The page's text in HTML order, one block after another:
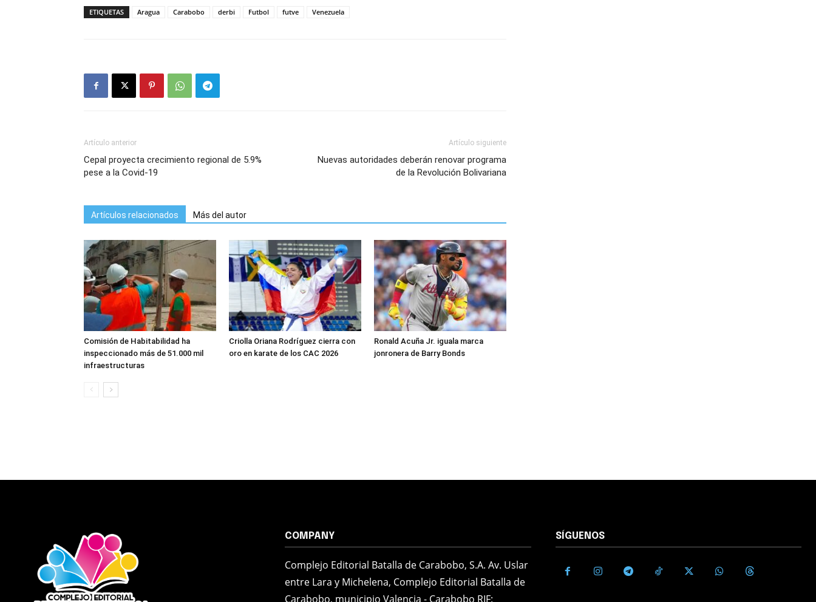
ETIQUETAS Aragua Carabobo derbi Futbol futve Venezuela
Artículo anterior
Cepal proyecta crecimiento regional de 5.9%
pese a la Covid-19
Artículo siguiente
Nuevas autoridades deberán renovar programa
de la Revolución Bolivariana
Artículos relacionados Más del autor
Comisión de Habitabilidad ha
inspeccionado más de 51.000 mil
infraestructuras
Criolla Oriana Rodríguez cierra con
oro en karate de los CAC 2026
Ronald Acuña Jr. iguala marca
jonronera de Barry Bonds
COMPANY
Complejo Editorial Batalla de Carabobo, S.A. Av. Uslar
entre Lara y Michelena, Complejo Editorial Batalla de
Carabobo, municipio Valencia - Carabobo RIF:
SÍGUENOS